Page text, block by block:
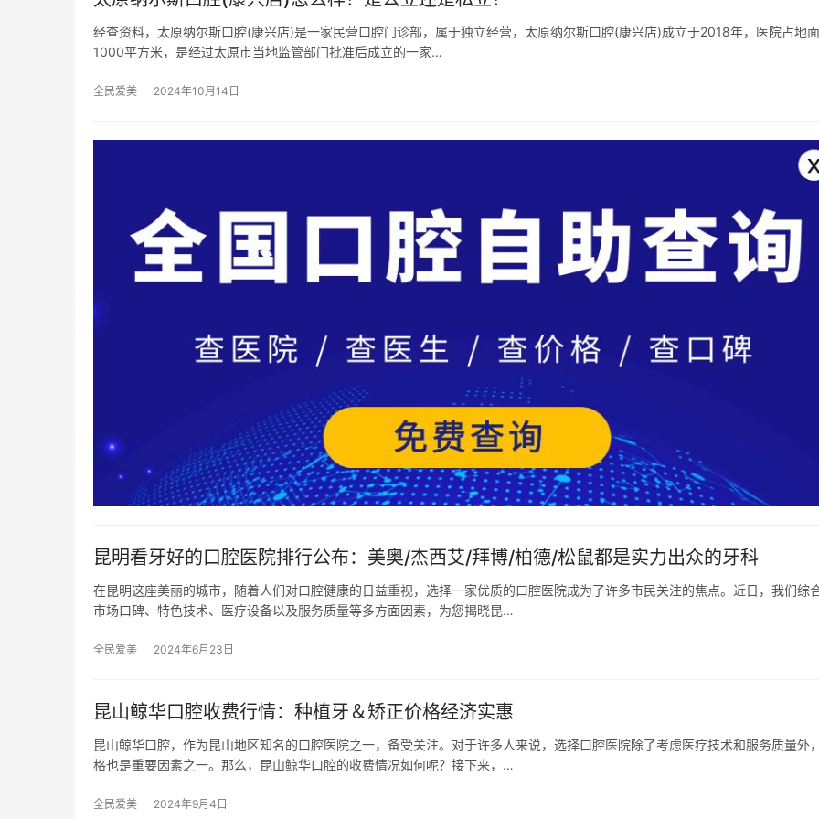
经查资料，太原纳尔斯口腔(康兴店)是一家民营口腔门诊部，属于独立经营，太原纳尔斯口腔(康兴店)成立于2018年，医院占地
1000平方米，是经过太原市当地监管部门批准后成立的一家…
全民爱美 2024年10月14日
昆明看牙好的口腔医院排行公布：美奥/杰西艾/拜博/柏德/松鼠都是实力出众的牙科
在昆明这座美丽的城市，随着人们对口腔健康的日益重视，选择一家优质的口腔医院成为了许多市民关注的焦点。近日，我们综
市场口碑、特色技术、医疗设备以及服务质量等多方面因素，为您揭晓昆…
全民爱美 2024年6月23日
昆山鲸华口腔收费行情：种植牙＆矫正价格经济实惠
昆山鲸华口腔，作为昆山地区知名的口腔医院之一，备受关注。对于许多人来说，选择口腔医院除了考虑医疗技术和服务质量外
格也是重要因素之一。那么，昆山鲸华口腔的收费情况如何呢？接下来，…
全民爱美 2024年9月4日